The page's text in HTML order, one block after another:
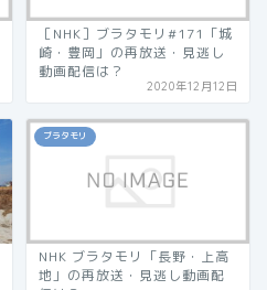
［NHK］ブラタモリ#171「城
崎・豊岡」の再放送・見逃し
動画配信は？
2020年12月12日
ブラタモリ
NHK ブラタモリ「長野・上高
地」の再放送・見逃し動画配